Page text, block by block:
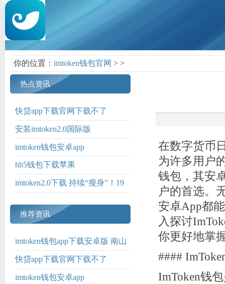
你的位置： imtoken钱包官网 > >
热点资讯
快贷app下载官网下载不了
安装imtoken2.0国际版
imtoken钱包安卓app
hh5钱包下载苹果
imtoken2.0下载 持续“瘦身”！19
推荐资讯
imtoken钱包app下载安卓版 南山
二外教师贺新国：支教三载，跨
越山海的“点
快贷app下载官网下载不了
imtoken钱包安卓app
在数字货币
为许多用户
钱包，其安
户的首选。
安卓App都
入探讨
你更好地掌
####
ImToken钱